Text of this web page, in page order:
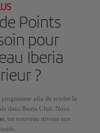
Points
pour
Iberia
?
afin de rendre la
dans Iberia Club. Nous
, un nouveau niveau aux